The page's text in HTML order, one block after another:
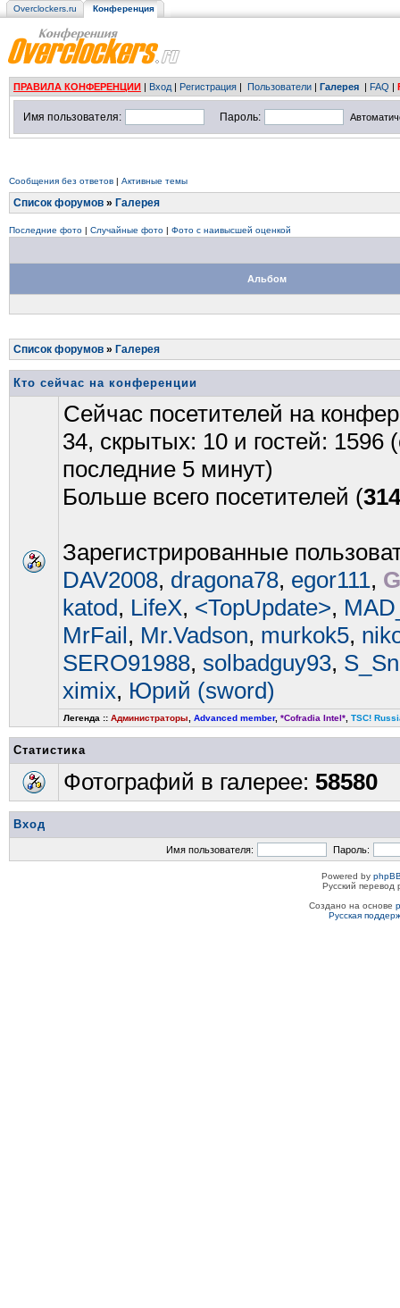
Overclockers.ru Конференция
ПРАВИЛА КОНФЕРЕНЦИИ | Вход | Регистрация | Пользователи | Галерея | FAQ |
Имя пользователя: Пароль:
Сообщения без ответов | Активные темы
Список форумов » Галерея
Последние фото | Случайные фото | Фото с наивысшей оценкой
Альбом
Список форумов » Галерея
Кто сейчас на конференции
Сейчас посетителей на
34, скрытых: 10 и гостей: 1596
последние 5 минут)
Больше всего посетителей (
Зарегистрированные
DAV2008, dragona78, egor111,
katod, LifeX, <TopUpdate>,
MrFail, Mr.Vadson, murkok5,
SERO91988, solbadguy93,
ximix, Юрий (sword)
Легенда :: Администраторы Advanced member, *Cofradia Intel* TSC!
Статистика
Фотографий в галерее: 58580
Вход
Имя пользователя: Пароль:
Powered by
Русский
Создано на основе
Русская